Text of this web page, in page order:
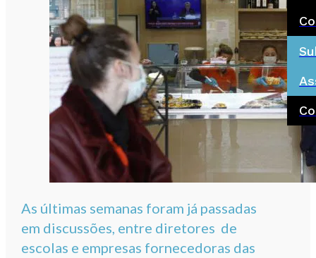
As últimas semanas foram já passadas
em discussões, entre diretores de
escolas e empresas fornecedoras das